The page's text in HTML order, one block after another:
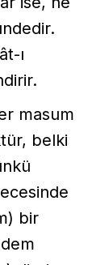
ı
masum
belki
bir